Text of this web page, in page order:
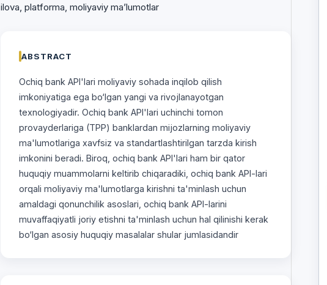
ilova, platforma, moliyaviy ma’lumotlar
ABSTRACT
Ochiq bank API'lari moliyaviy sohada inqilob qilish
imkoniyatiga ega bo‘lgan yangi va rivojlanayotgan
texnologiyadir. Ochiq bank API'lari uchinchi tomon
provayderlariga (TPP) banklardan mijozlarning moliyaviy
ma'lumotlariga xavfsiz va standartlashtirilgan tarzda kirish
imkonini beradi. Biroq, ochiq bank API'lari ham bir qator
huquqiy muammolarni keltirib chiqaradiki, ochiq bank API-lari
orqali moliyaviy ma'lumotlarga kirishni ta'minlash uchun
amaldagi qonunchilik asoslari, ochiq bank API-larini
muvaffaqiyatli joriy etishni ta'minlash uchun hal qilinishi kerak
bo‘lgan asosiy huquqiy masalalar shular jumlasidandir